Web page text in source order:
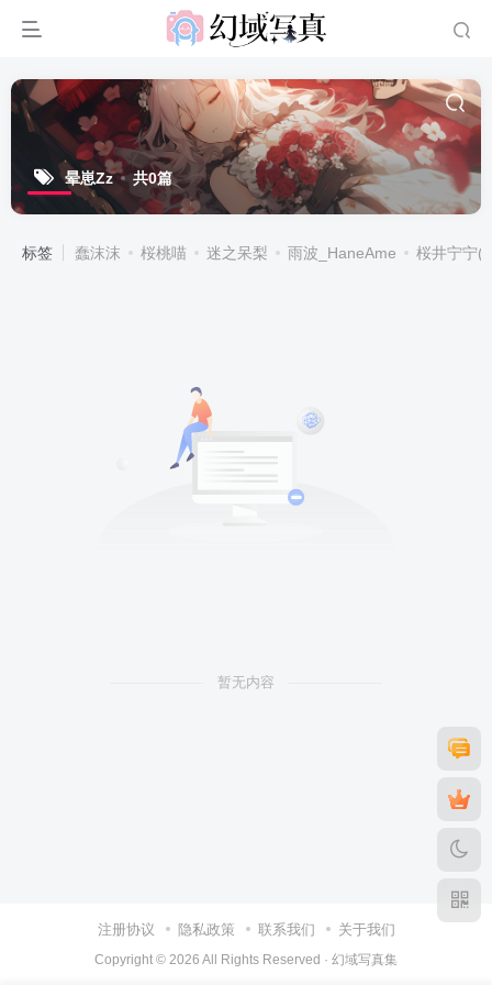
晕崽Zz 共0篇
标签 蠢沫沫 桜桃喵 迷之呆梨 雨波_HaneAme 桜井宁宁(
暂无内容
注册协议 隐私政策 联系我们 关于我们
Copyright © 2026 All Rights Reserved · 幻域写真集